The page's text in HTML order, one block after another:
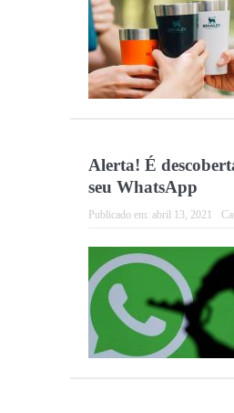
Alerta! É
seu WhatsApp
Publicado em: abril 13, 2021